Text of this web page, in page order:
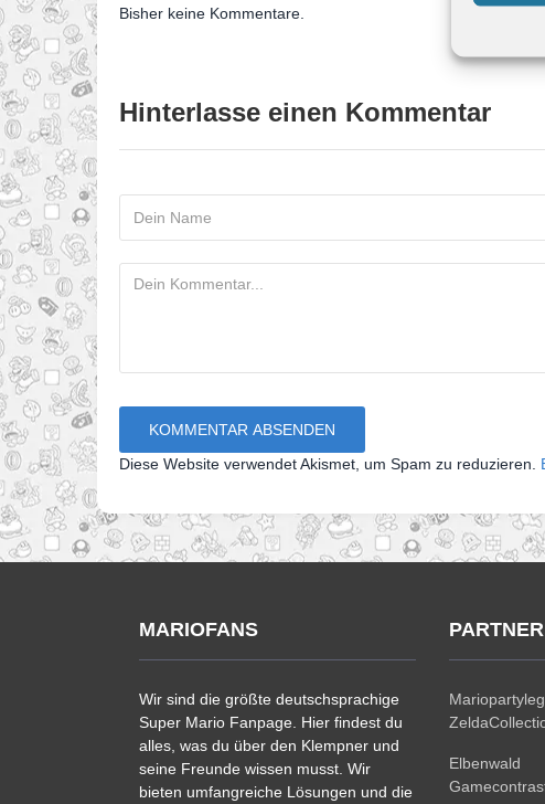
Bisher keine Kommentare.
Hinterlasse einen Kommentar
Diese Website verwendet Akismet, um Spam zu reduzieren.
MARIOFANS
Wir sind die größte deutschsprachige
Super Mario Fanpage. Hier findest du
alles, was du über den Klempner und
seine Freunde wissen musst. Wir
bieten umfangreiche Lösungen und die
PARTNER
Elbenwald